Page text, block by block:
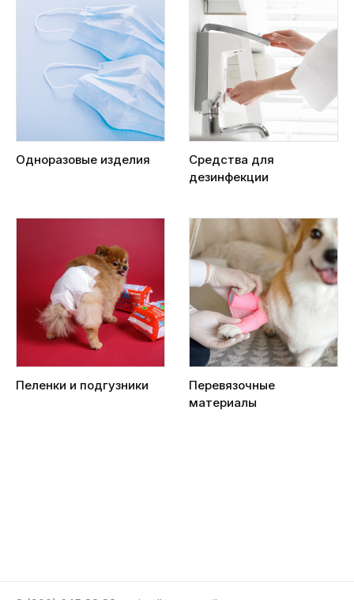
Одноразовые изделия
Средства для
дезинфекции
Пеленки и подгузники
Перевязочные
материалы